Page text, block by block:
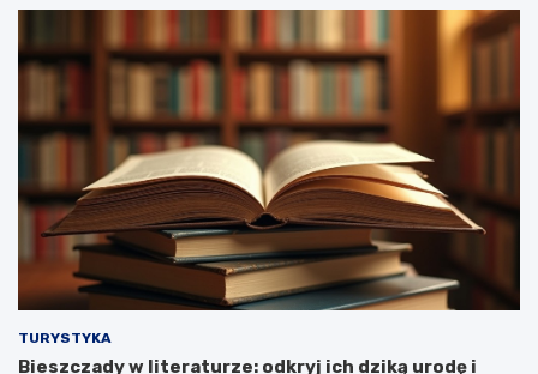
TURYSTYKA
Bieszczady w literaturze: odkryj ich dziką urodę i